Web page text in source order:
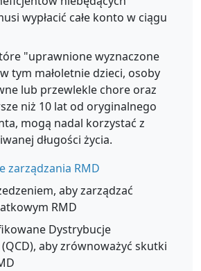
wypłacić całe konto w ciągu
"uprawnione wyznaczone
tym małoletnie dzieci, osoby
lub przewlekle chore oraz
niż 10 lat od oryginalnego
mogą nadal korzystać z
długości życia.
zarządzania RMD
aby zarządzać
RMD
Dystrybucje
aby zrównoważyć skutki